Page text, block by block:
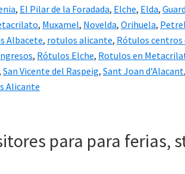
, El Pilar de la Foradada, Elche, Elda,
, Muxamel, Novelda, Orihuela, Petrel
Albacete, rotulos alicante, Rótulos centros
, Rótulos Elche, Rotulos en
San Vicente del Raspeig, Sant Joan d’Alacant,
Alicante
para para ferias,